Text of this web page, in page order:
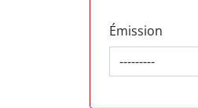
Émission